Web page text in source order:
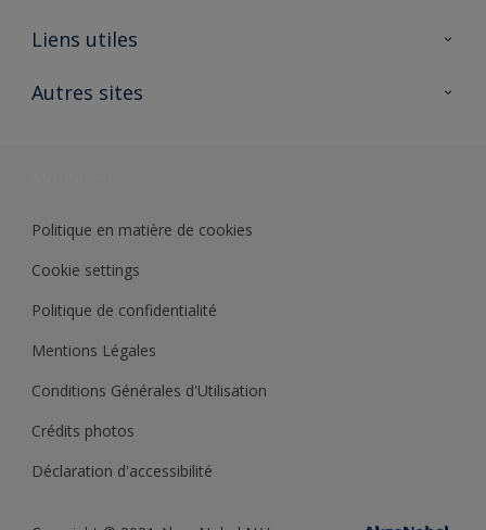
A propos de Sikkens
Liens utiles
Ouvrir un magasin PASS
Autres sites
Politique en matière de cookies
Cookie settings
Politique de confidentialité
Mentions Légales
Conditions Générales d'Utilisation
Crédits photos
Déclaration d'accessibilité